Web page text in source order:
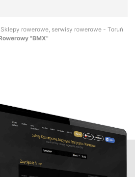
Sklepy rowerowe, serwisy rowerowe - Toruń
"BMX"